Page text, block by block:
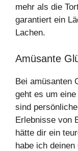
mehr als die
garantiert ein
Lachen.
Amüsante
Bei amüsanten
geht es um
sind
Erlebnisse von
hätte dir ein
habe ich